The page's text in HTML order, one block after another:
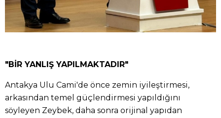
"BİR YANLIŞ YAPILMAKTADIR"
Antakya Ulu Cami'de önce zemin iyileştirmesi,
arkasından temel güçlendirmesi yapıldığını
söyleyen Zeybek, daha sonra orijinal yapıdan